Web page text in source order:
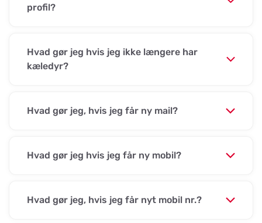
profil?
Hvad gør jeg hvis jeg ikke længere har
kæledyr?
Hvad gør jeg, hvis jeg får ny mail?
Hvad gør jeg hvis jeg får ny mobil?
Hvad gør jeg, hvis jeg får nyt mobil nr.?